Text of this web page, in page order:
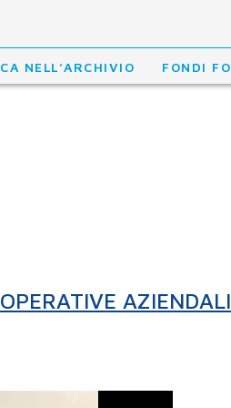
NELL’ARCHIVIO FONDI